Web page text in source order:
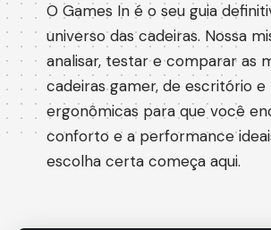
O Games In é o seu guia
universo das cadeiras. Nossa
analisar, testar e comparar as
cadeiras gamer, de escritório e
ergonômicas para que você
conforto e a performance
escolha certa começa aqui.